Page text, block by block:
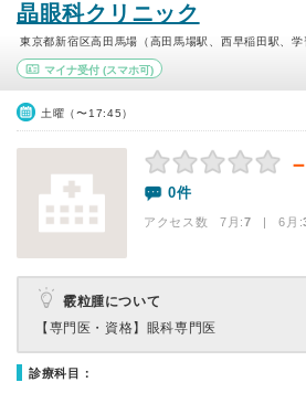
晶眼科クリニック
東京都新宿区高田馬場（高田馬場駅、西早稲田駅、学
マイナ受付 (スマホ可)
土曜（〜17:45）
－
0件
アクセス数 7月:7 | 6月:
霰粒腫について
【専門医・資格】 眼科専門医
診療科目：